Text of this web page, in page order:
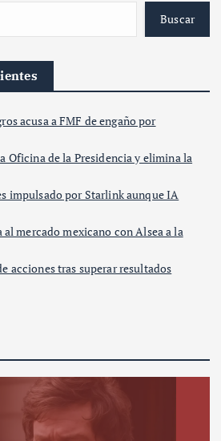
Buscar
acusa a FMF de engaño por
Oficina de la Presidencia y elimina la
impulsado por Starlink aunque IA
mercado mexicano con Alsea a la
acciones tras superar resultados